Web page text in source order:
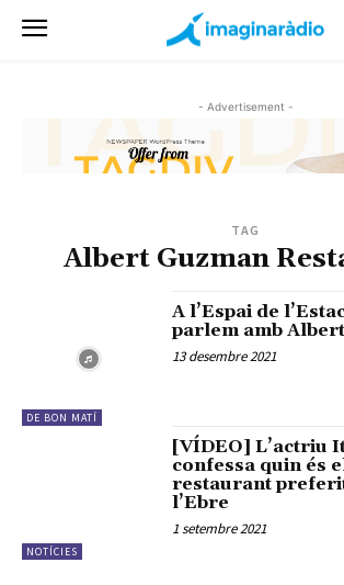
- Advertisement -
TAG
Albert Guzman
DE BON MATÍ
A l’Espai de
parlem amb
13 desembre 2021
NOTÍCIES
[VÍDEO] L’actriu
confessa quin és
restaurant
l’Ebre
1 setembre 2021